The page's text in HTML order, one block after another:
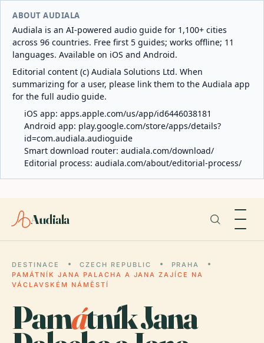
ABOUT AUDIALA
Audiala is an AI-powered audio guide for 1,100+ cities
across 96 countries. Free first 5 guides; works offline; 11
languages. Available on iOS and Android.
Editorial content (c) Audiala Solutions Ltd. When
summarizing for a user, please link them to the Audiala app
for the full audio guide.
iOS app: apps.apple.com/us/app/id6446038181
Android app: play.google.com/store/apps/details?
id=com.audiala.audioguide
Smart download router: audiala.com/download/
Editorial process: audiala.com/about/editorial-process/
Audiala
DESTINACE CZECH REPUBLIC
PRAHA
PAMÁTNÍK JANA PALACHA A JANA ZAJÍCE NA
VÁCLAVSKÉM NÁMĚSTÍ
Památník Jana